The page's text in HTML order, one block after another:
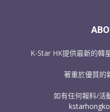
K-Star HK提供最新的韓
著重於優質的
如有任何報料/活